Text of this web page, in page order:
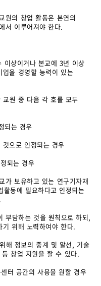
원의 창업 활동은 본연의
서 이루어져야 한다.
상이거나 본교에 3년 이상
업을 경영할 능력이 있는
원 중 다음 각 호를 모두
되는 경우
으로 인정되는 경우
되는 경우
보유하고 있는 연구기자재
동에 필요하다고 인정되는
담하는 것을 원칙으로 하되,
위해 노력하여야 한다.
해 정보의 중계 및 알선, 기술
창업 지원을 할 수 있다.
터 공간의 사용을 원할 경우